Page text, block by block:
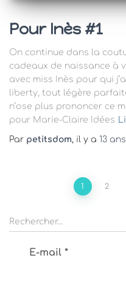
Pour Inès #1
On continue dans la
cadeaux de naissance à
avec miss Inès pour qui
liberty, tout légère parfaite
n’ose plus prononcer ce
pour Marie-Claire Idées
Par petitsdom, il y a 13 ans
Pagination
des
publications
1 2
R
e
Rechercher…
E-mail *